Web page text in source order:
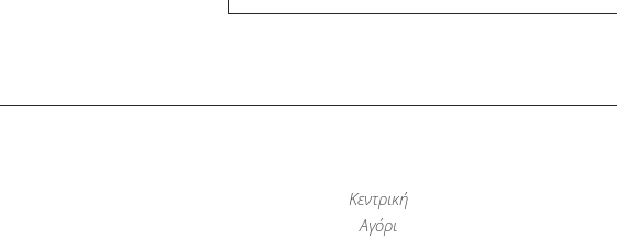
Κεντρική
Αγόρι